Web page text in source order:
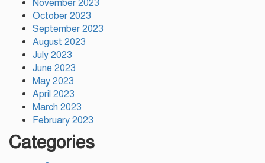
November 2023
October 2023
September 2023
August 2023
July 2023
June 2023
May 2023
April 2023
March 2023
February 2023
Categories